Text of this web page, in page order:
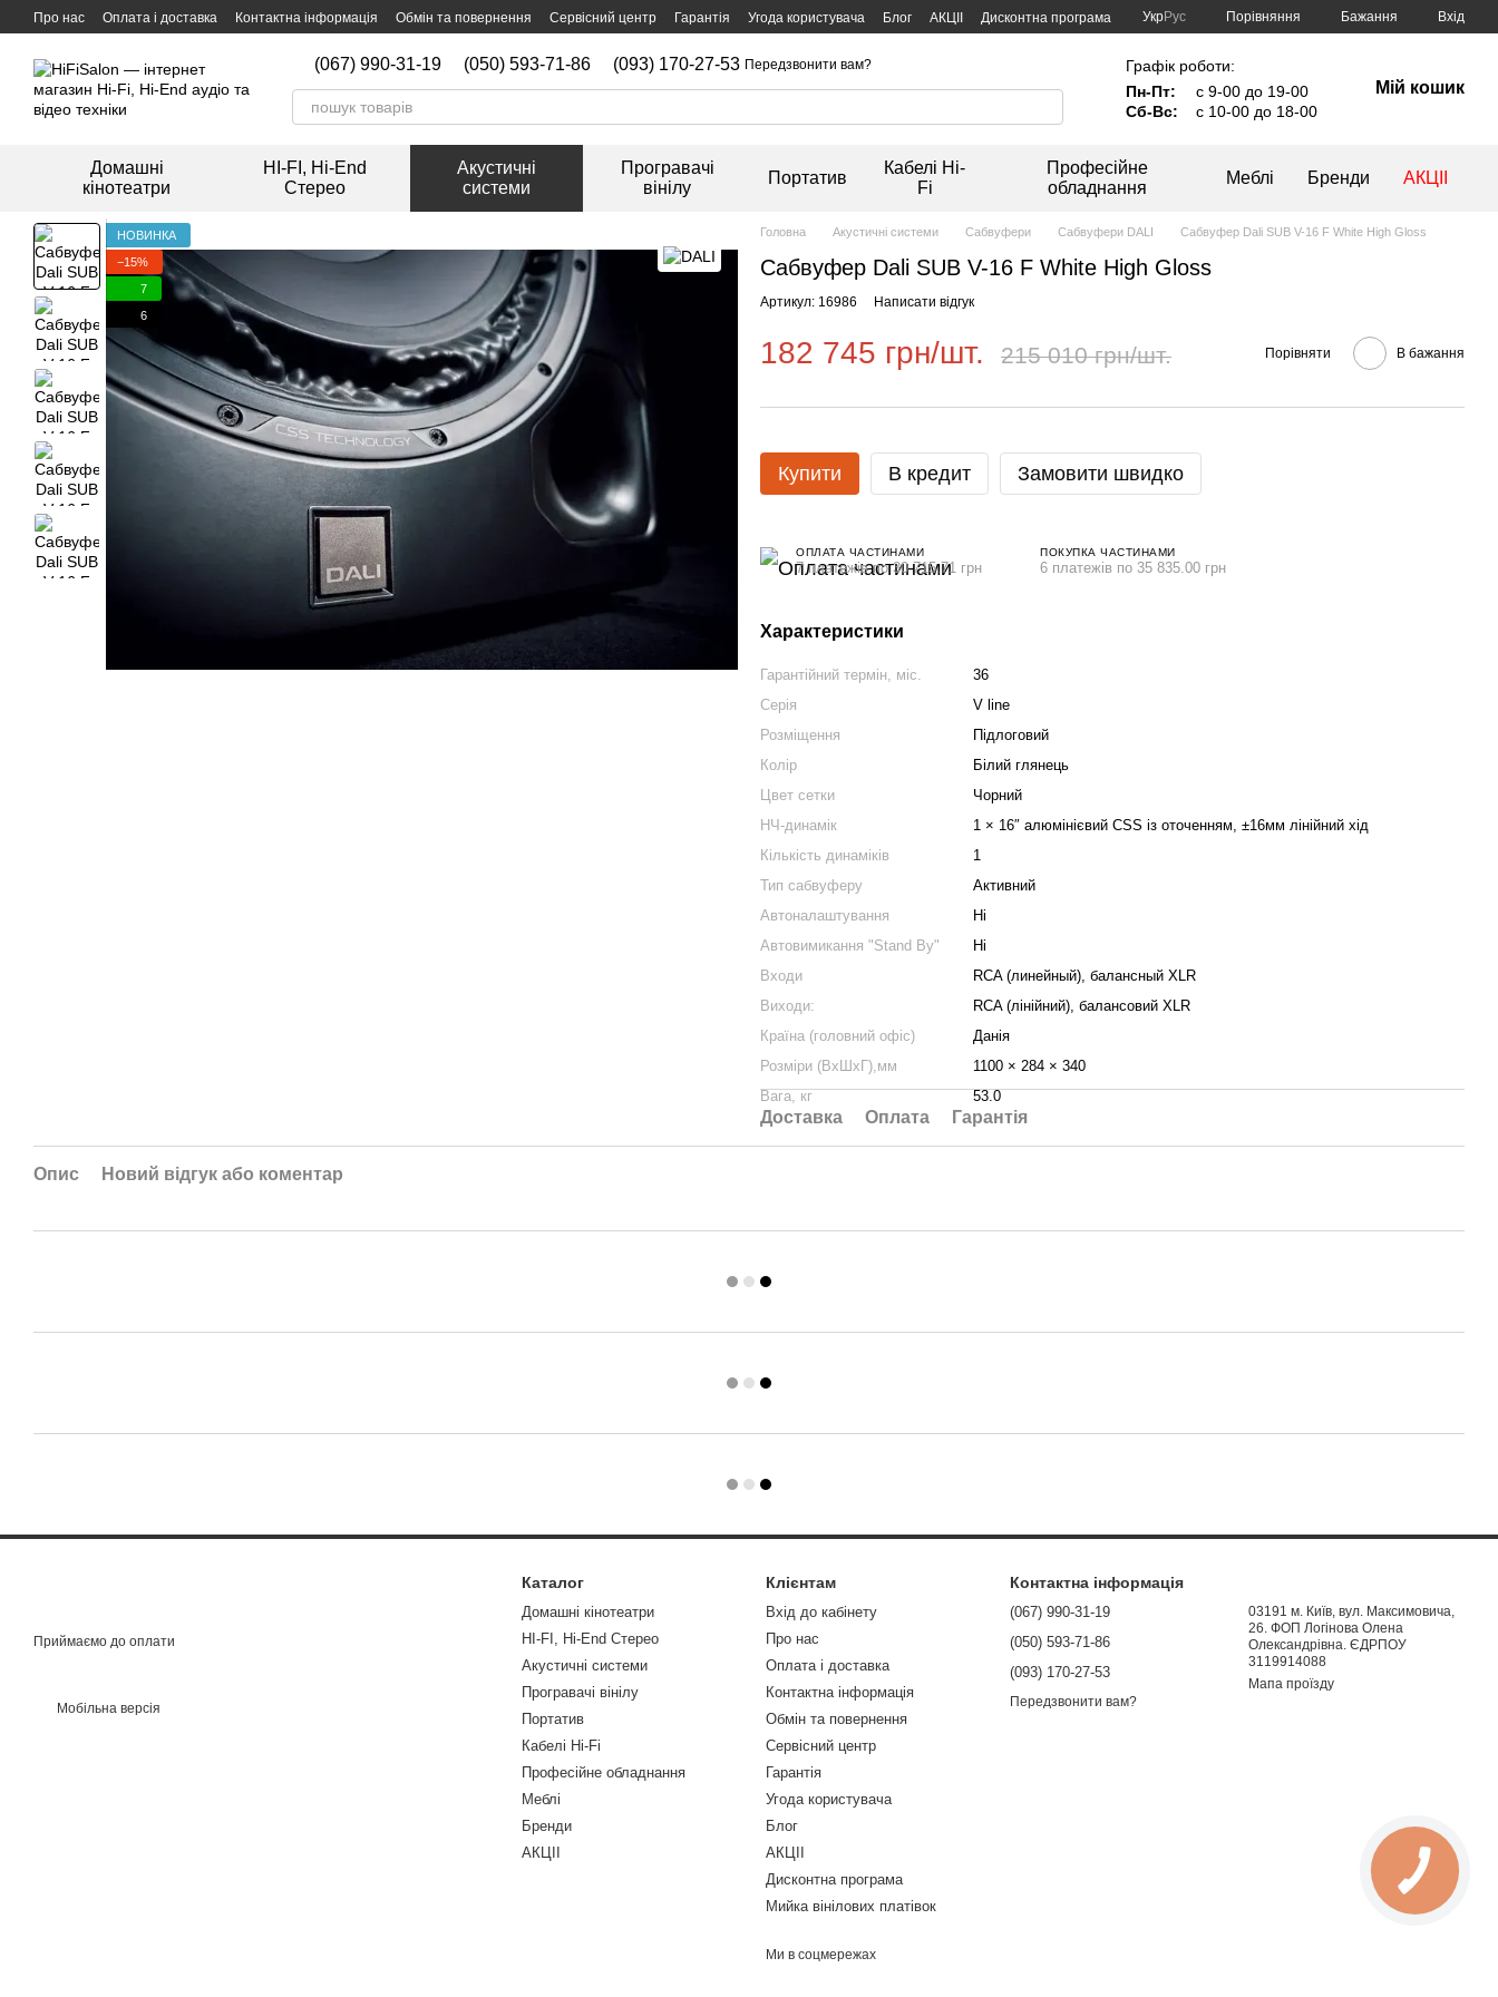
Перейти к основному контенту
Про нас Оплата і доставка Контактна інформація Обмін та повернення Сервісний центр Гарантія Угода користувача Блог АКЦІІ
Дисконтна програма
УкрРус Порівняння Бажання Вхід
(067) 990-31-19 (050) 593-71-86 (093) 170-27-53 Передзвонити вам?
Графік роботи:
Пн-Пт:
с 9-00 до 19-00
Сб-Вс:
с 10-00 до 18-00
Мій кошик
Домашні
кінотеатри
HI-FI, Hi-End
Стерео
Акустичні
системи
Програвачі
вінілу
Портатив
Кабелі Hi-
Fi
Професійне
обладнання
Меблі Бренди АКЦІІ
НОВИНКА
−15%
7
6
Головна Акустичні системи Сабвуфери Сабвуфери DALI Сабвуфер Dali SUB V-16 F White High Gloss
Сабвуфер Dali SUB V-16 F White High Gloss
Артикул: 16986 Написати відгук
182 745 грн/шт. 215 010 грн/шт. Порівняти В бажання
Купити В кредит Замовити швидко
ОПЛАТА ЧАСТИНАМИ
7 платежів по 30 715.71 грн
ПОКУПКА ЧАСТИНАМИ
6 платежів по 35 835.00 грн
Характеристики
Гарантійний термін, міс.
36
Серія
V line
Розміщення
Підлоговий
Колір
Білий глянець
Цвет сетки
Чорний
НЧ-динамік
1 × 16″ алюмінієвий CSS із оточенням, ±16мм лінійний хід
Кількість динаміків
1
Тип сабвуферу
Активний
Автоналаштування
Ні
Автовимикання "Stand By"
Ні
Входи
RCA (линейный), балансный XLR
Виходи:
RCA (лінійний), балансовий XLR
Країна (головний офіс)
Данія
Розміри (ВхШхГ),мм
1100 × 284 × 340
Вага, кг
53.0
Доставка Оплата Гарантія
Опис Новий відгук або коментар
Приймаємо до оплати
Мобільна версія
Каталог
Домашні кінотеатри
HI-FI, Hi-End Стерео
Акустичні системи
Програвачі вінілу
Портатив
Кабелі Hi-Fi
Професійне обладнання
Меблі
Бренди
АКЦІІ
Клієнтам
Вхід до кабінету
Про нас
Оплата і доставка
Контактна інформація
Обмін та повернення
Сервісний центр
Гарантія
Угода користувача
Блог
АКЦІІ
Дисконтна програма
Мийка вінілових платівок
Ми в соцмережах
Контактна інформація
(067) 990-31-19
(050) 593-71-86
(093) 170-27-53
Передзвонити вам?
03191 м. Київ, вул. Максимовича,
26. ФОП Логінова Олена
Олександрівна. ЄДРПОУ
3119914088
Мапа проїзду